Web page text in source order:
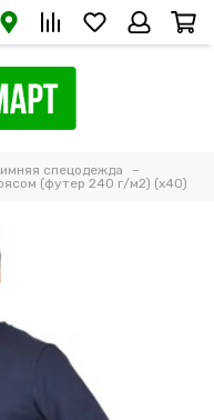
спецодежда
(футер 240 г/м2) (х40)